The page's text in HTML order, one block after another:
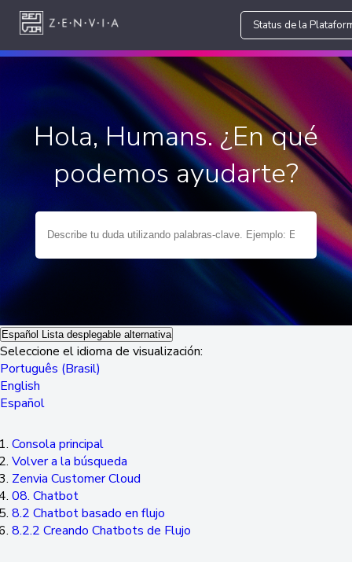
Status de la
Hola, Humans. ¿En qué
podemos ayudarte?
Español Lista desplegable alternativa
Seleccione el idioma de visualización:
Português (Brasil)
English
Español
Consola principal
Volver a la búsqueda
Zenvia Customer Cloud
08. Chatbot
8.2 Chatbot basado en flujo
8.2.2 Creando Chatbots de Flujo